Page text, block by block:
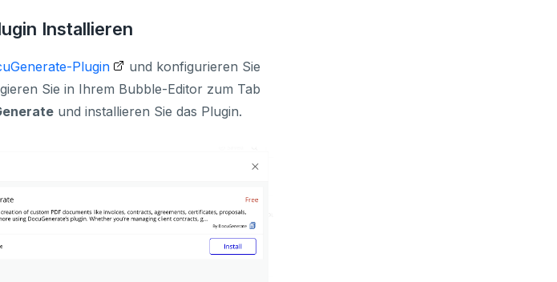
Installieren
Plugin
und konfigurieren Sie
Sie in Ihrem Bubble-Editor zum Tab
und installieren Sie das Plugin.